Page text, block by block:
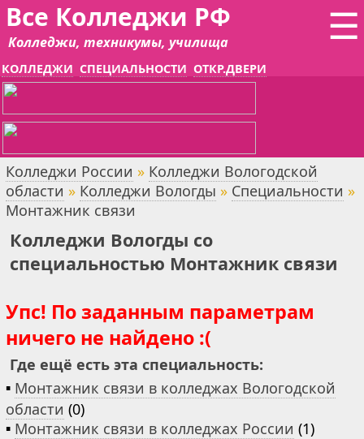
☰
Все Колледжи РФ
Колледжи, техникумы, училища
КОЛЛЕДЖИ СПЕЦИАЛЬНОСТИ ОТКР.ДВЕРИ
Колледжи России » Колледжи Вологодской
области » Колледжи Вологды » Специальности »
Монтажник связи
Колледжи Вологды со
специальностью Монтажник связи
Упс! По заданным параметрам
ничего не найдено :(
Где ещё есть эта специальность:
▪ Монтажник связи в колледжах Вологодской
области (0)
▪ Монтажник связи в колледжах России (1)